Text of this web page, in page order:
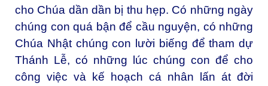
cho Chúa dần dần bị thu hẹp. Có những ngày
chúng con quá bận để cầu nguyện, có những
Chúa Nhật chúng con lười biếng để tham dự
Thánh Lễ, có những lúc chúng con để cho
công việc và kế hoạch cá nhân lấn át đời